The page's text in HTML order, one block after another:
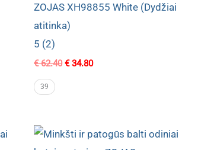
ZOJAS XH98855 White (Dydžiai
atitinka)
5 (2)
€62.40 Original
€34.80Current
39